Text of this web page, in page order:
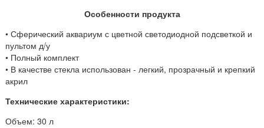
Особенности продукта
• Сферический аквариум с цветной светодиодной подсветкой и
пультом д/у
• Полный комплект
• В качестве стекла использован - легкий, прозрачный и крепкий
акрил
Технические характеристики:
Объем: 30 л